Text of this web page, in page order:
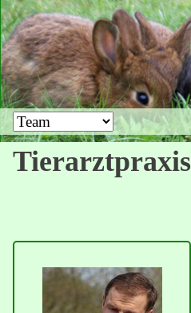
Zielseite
Tierarztpraxis